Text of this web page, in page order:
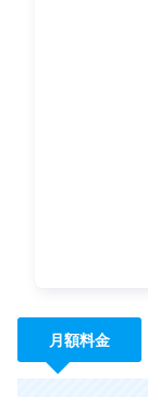
月額料金